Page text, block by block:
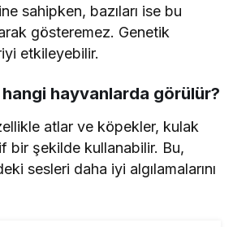
sahipken, bazıları ise bu
gösteremez. Genetik
etkileyebilir.
hayvanlarda görülür?
atlar ve köpekler, kulak
bir şekilde kullanabilir. Bu,
sesleri daha iyi algılamalarını